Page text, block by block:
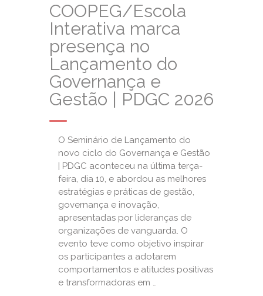
COOPEG/Escola
Interativa marca
presença no
Lançamento do
Governança e
Gestão | PDGC 2026
O Seminário de Lançamento do
novo ciclo do Governança e Gestão
| PDGC aconteceu na última terça-
feira, dia 10, e abordou as melhores
estratégias e práticas de gestão,
governança e inovação,
apresentadas por lideranças de
organizações de vanguarda. O
evento teve como objetivo inspirar
os participantes a adotarem
comportamentos e atitudes positivas
e transformadoras em …